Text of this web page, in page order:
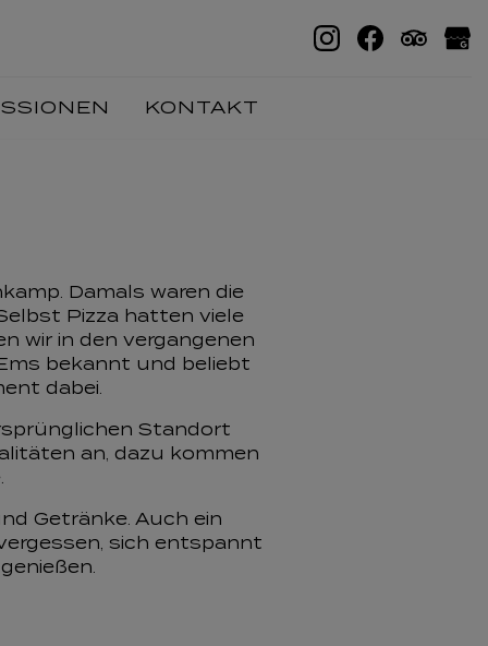
KONTAKT
Damals waren die
Pizza hatten viele
wir in den vergangenen
bekannt und beliebt
dabei.
Standort
an, dazu kommen
Getränke. Auch ein
sich entspannt